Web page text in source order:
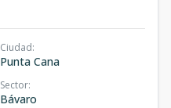
Ciudad:
Punta Cana
Sector:
Bávaro